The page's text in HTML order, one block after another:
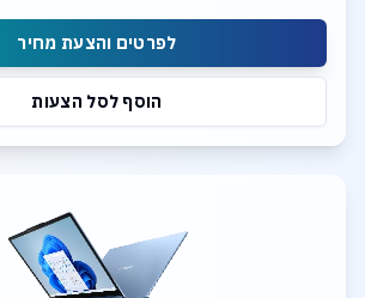
לפרטים והצעת מחיר
הוסף לסל הצעות